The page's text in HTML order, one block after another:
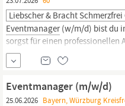
Liebscher & Bracht Schmerzfrei
Eventmanager(w/m/d) bist du
sorgst für einen professionellen
schaffst eine Atmosphäre, in
rundum wohlfühlen. Dabei bist
Unterstützung: Du bist
unseres #teamliebscherbracht.
Eventmanager (m/w/d)
25.06.2026 Bayern, Würzburg